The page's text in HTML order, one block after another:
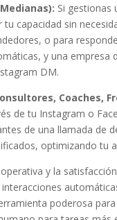
Si gestionas
tu capacidad sin
o para
y una empresa
DM.
Coaches,
de tu Instagram o
de una llamada de
optimizando tu
y la
poderosa